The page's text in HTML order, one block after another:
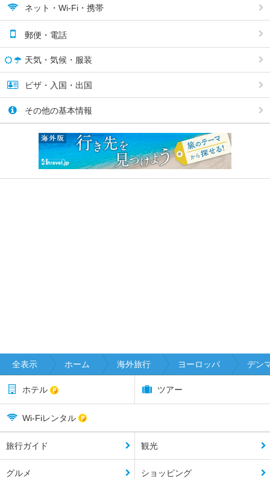
ネット・Wi-Fi・携帯
郵便・電話
天気・気候・服装
ビザ・入国・出国
その他の基本情報
全表示 ホーム 海外旅行 ヨーロッパ デン
ホテル ツアー
Wi-Fiレンタル
旅行ガイド 観光
グルメ ショッピング